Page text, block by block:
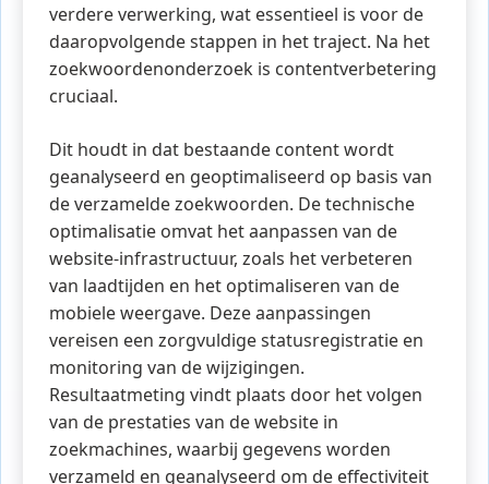
verdere verwerking, wat essentieel is voor de
daaropvolgende stappen in het traject. Na het
zoekwoordenonderzoek is contentverbetering
cruciaal.
Dit houdt in dat bestaande content wordt
geanalyseerd en geoptimaliseerd op basis van
de verzamelde zoekwoorden. De technische
optimalisatie omvat het aanpassen van de
website-infrastructuur, zoals het verbeteren
van laadtijden en het optimaliseren van de
mobiele weergave. Deze aanpassingen
vereisen een zorgvuldige statusregistratie en
monitoring van de wijzigingen.
Resultaatmeting vindt plaats door het volgen
van de prestaties van de website in
zoekmachines, waarbij gegevens worden
verzameld en geanalyseerd om de effectiviteit